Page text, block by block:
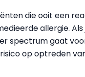
die ooit een
allergie.
spectrum gaat
op optreden